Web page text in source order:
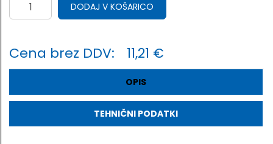
DODAJ V KOŠARICO
Cena brez DDV: 11,21 €
OPIS
TEHNIČNI PODATKI